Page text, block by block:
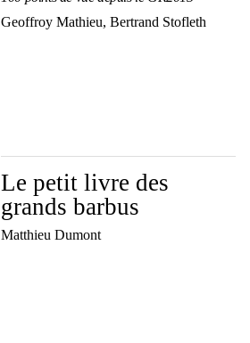
Geoffroy Mathieu, Bertrand Stofleth
Le petit livre des
grands barbus
Matthieu Dumont